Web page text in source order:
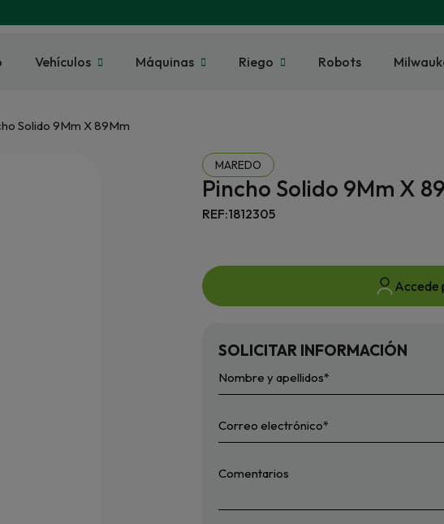
Vehículos Máquinas Riego Robots
Solido 9Mm X 89Mm
MAREDO
Pincho Solido 9Mm X
REF:1812305
Accede
SOLICITAR INFORMACIÓN